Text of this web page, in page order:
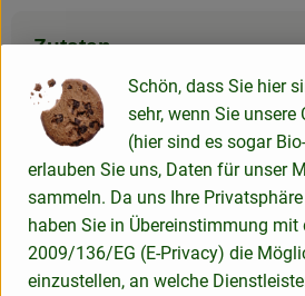
Zutaten
Produktdatenblatt
Verwendet oder empfohlen bei
Schön, dass Sie hier
sehr, wenn Sie unsere
(hier sind es sogar
erlauben Sie uns, Daten für unser
sammeln. Da uns Ihre
haben Sie in Übereinstimmung mit
2009/136/EG (E-Privacy) die
einzustellen, an welche